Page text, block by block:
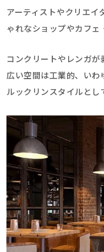
アーティストやクリエイ
ゃれなショップやカフェ
コンクリートやレンガが
広い空間は工業的、いわ
ルックリンスタイルとし